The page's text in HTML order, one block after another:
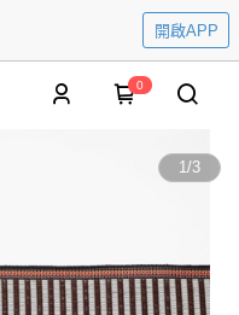
開啟APP
0
1/3